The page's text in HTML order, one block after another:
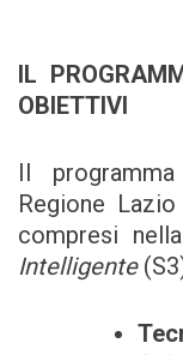
IL
OBIETTIVI
Il
Regione
compresi nella
Intelligente